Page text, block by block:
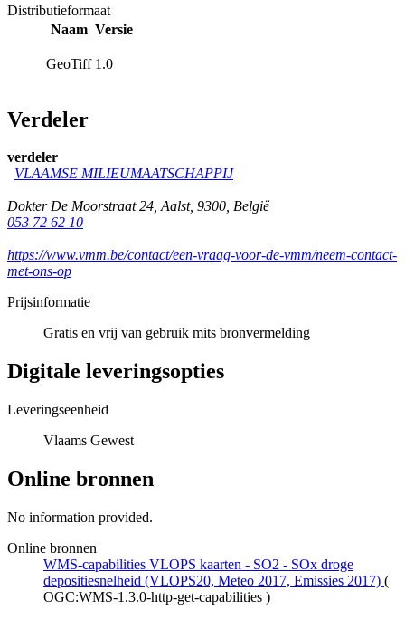
Distributieformaat
Naam Versie
GeoTiff 1.0
Verdeler
verdeler
VLAAMSE MILIEUMAATSCHAPPIJ
Dokter De Moorstraat 24,Aalst, 9300, België
053 72 62 10
https://www.vmm.be/contact/een-vraag-voor-de-vmm/neem-contact-
met-ons-op
Prijsinformatie
Gratis en vrij van gebruik mits bronvermelding
Digitale leveringsopties
Leveringseenheid
Vlaams Gewest
Online bronnen
No information provided.
Online bronnen
WMS-capabilities VLOPS kaarten - SO2 - SOx droge
depositiesnelheid (VLOPS20, Meteo 2017, Emissies 2017) (
OGC:WMS-1.3.0-http-get-capabilities )